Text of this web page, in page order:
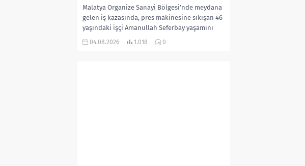
Malatya Organize Sanayi Bölgesi’nde meydana
gelen iş kazasında, pres makinesine sıkışan 46
yaşındaki işçi Amanullah Seferbay yaşamını
yitirdi. Olayla ilgili...
04.08.2026 1.018 0